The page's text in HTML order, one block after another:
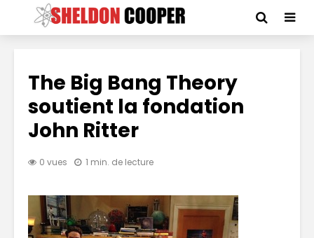
The Big Bang Theory
soutient la fondation
John Ritter
0 vues 1 min. de lecture